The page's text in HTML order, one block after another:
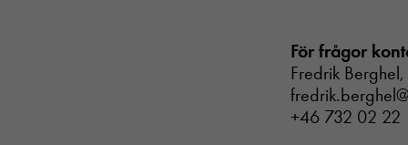
För frågor
Fredrik
+46 732 02 22